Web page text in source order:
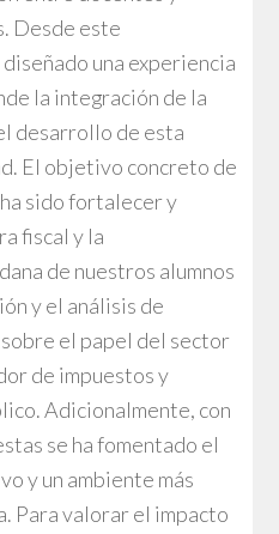
Desde este
una experiencia
la integración de la
desarrollo de esta
El objetivo concreto de
sido fortalecer y
fiscal y la
de nuestros alumnos
y el análisis de
el papel del sector
de impuestos y
Adicionalmente, con
se ha fomentado el
y un ambiente más
Para valorar el impacto